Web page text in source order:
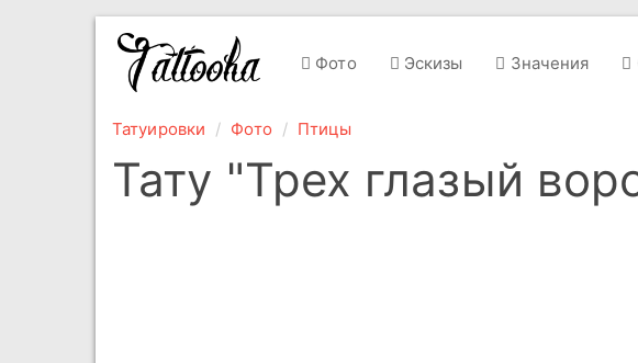
Фото Эскизы Значения
Татуировки Фото Птицы
Тату "Трех глазый